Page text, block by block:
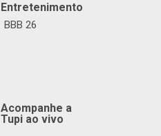
Entretenimento
BBB 26
Acompanhe a
Tupi ao vivo